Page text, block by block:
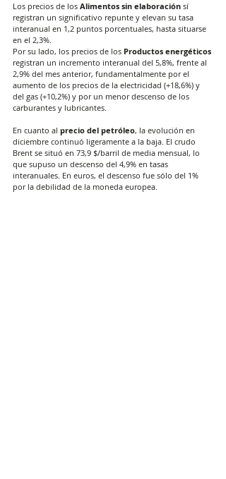
Los precios de los Alimentos sin elaboración sí
registran un significativo repunte y elevan su tasa
interanual en 1,2 puntos porcentuales, hasta situarse
en el 2,3%.
Por su lado, los precios de los Productos energéticos
registran un incremento interanual del 5,8%, frente al
2,9% del mes anterior, fundamentalmente por el
aumento de los precios de la electricidad (+18,6%) y
del gas (+10,2%) y por un menor descenso de los
carburantes y lubricantes.
En cuanto al precio del petróleo, la evolución en
diciembre continuó ligeramente a la baja. El crudo
Brent se situó en 73,9 $/barril de media mensual, lo
que supuso un descenso del 4,9% en tasas
interanuales. En euros, el descenso fue sólo del 1%
por la debilidad de la moneda europea.